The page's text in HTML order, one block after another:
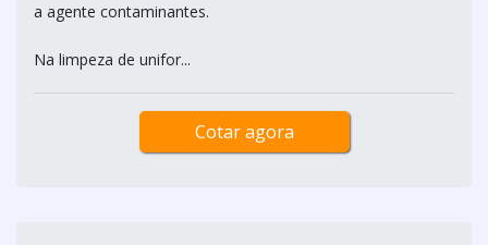
a agente contaminantes.
Na limpeza de unifor...
Cotar agora